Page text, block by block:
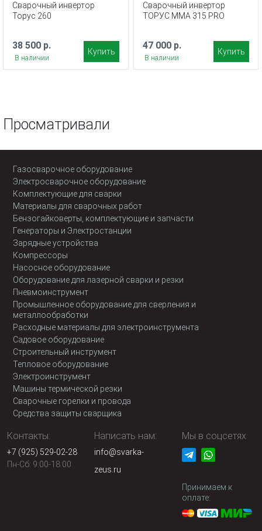
Сварочный инвертор
Торус 260
38 500 р.
В наличии
Купить
Сварочный инвертор
ТОРУС MMA 315 PRO
47 000 р.
В наличии
Купить
Просматривали
Газосварочное оборудование
Электросварочное оборудование
Комплектующие для сварки
Материалы для сварочных работ
Бензогайковерты, комплектующие и запчасти
Генераторы и Электростанции
Зарядные устройства
Компрессоры
Насосное оборудование
Оборудование для лазерной сварки и резки
Пневмоинструмент
Промышленное оборудование для сверления и
металлообработки
Расходные материалы для электроинструмента
Садовое оборудование
Строительный инструмент
Тепловое оборудование
Электроинструмент
Машины термической резки
Сварочные горелки и провода
Средства защиты сварщика
Контакты:
+7 (925) 529-02-28
Пн-Сб: 9:00-18:00
Написать нам:
info@svarka-
zeus.ru
Мы в соцсетях
Принимаем к
оплате: